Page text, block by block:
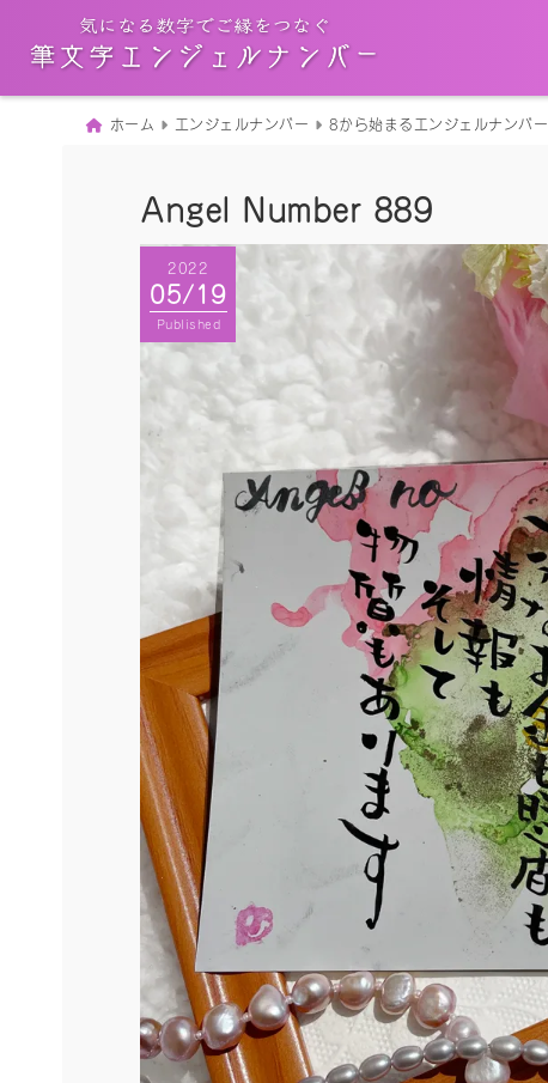
ホーム エンジェルナンバー 8から始まるエンジェルナンバー
Angel Number 889
2022
05/19
Published